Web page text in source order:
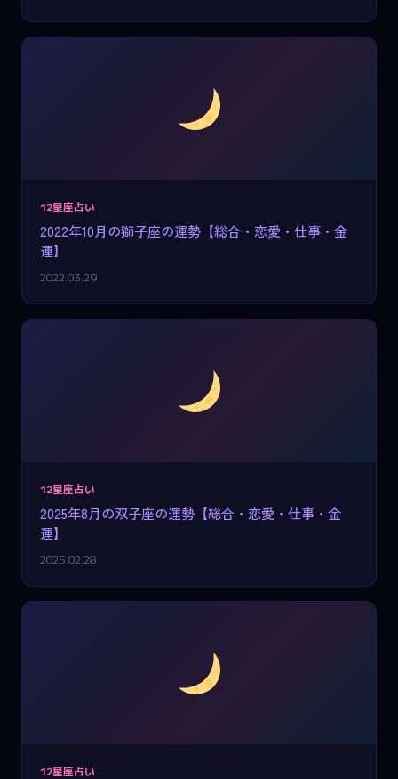
12星座占い
2022年10月の獅子座の運勢【総合・恋愛・仕事・金
運】
2022.03.29
12星座占い
2025年8月の双子座の運勢【総合・恋愛・仕事・金
運】
2025.02.28
12星座占い